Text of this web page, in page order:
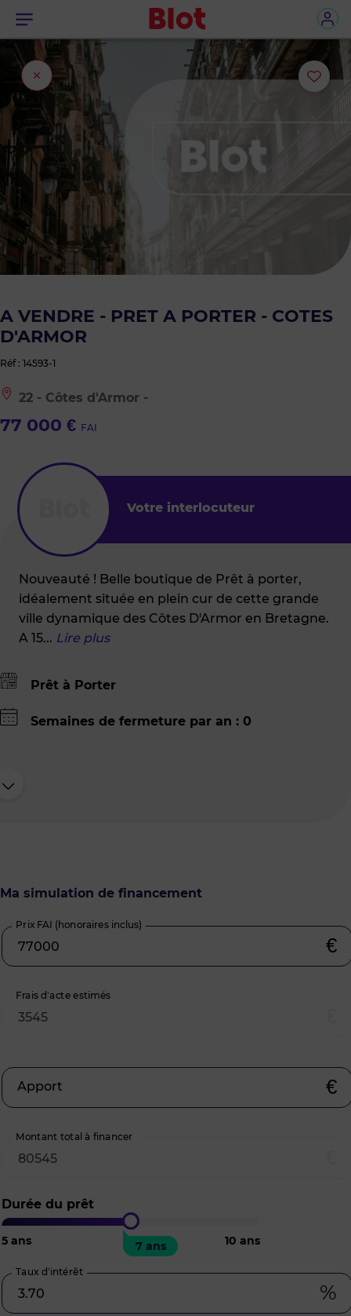
Menu
Fermer
l'onglet
des
A VENDRE - PRET A PORTER - COTES
D'ARMOR
Réf : 14593-1
77 000 € FAI
Le
bien
est
situé
Côtes
d'Armor
22 - Côtes d'Armor -
Votre interlocuteur
Nouveauté ! Belle boutique de Prêt à porter,
idéalement située en plein cur de cette grande
ville dynamique des Côtes D'Armor en Bretagne.
A 15... Lire plus
Prêt à Porter
Semaines de fermeture par an : 0
Ma simulation de financement
Prix FAI (honoraires inclus)
€
Frais d’acte estimés
Apport €
Montant total à financer
Durée du prêt
5 ans 10 ans
7 ans
Taux d’intérêt
%